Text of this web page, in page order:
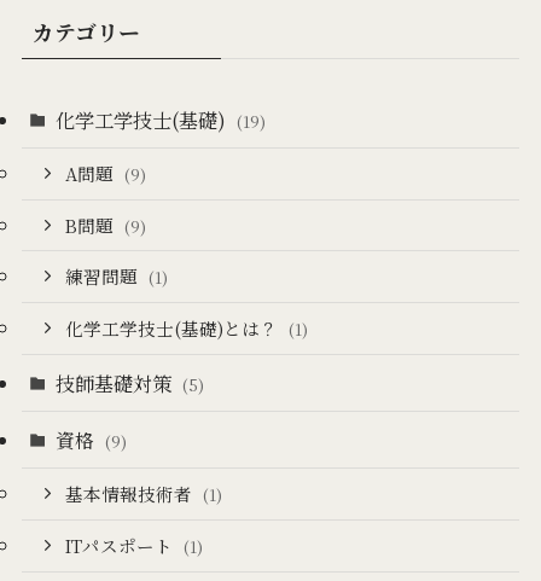
カテゴリー
化学工学技士(基礎) (19)
A問題 (9)
B問題 (9)
練習問題 (1)
化学工学技士(基礎)とは？ (1)
技師基礎対策 (5)
資格 (9)
基本情報技術者 (1)
ITパスポート (1)